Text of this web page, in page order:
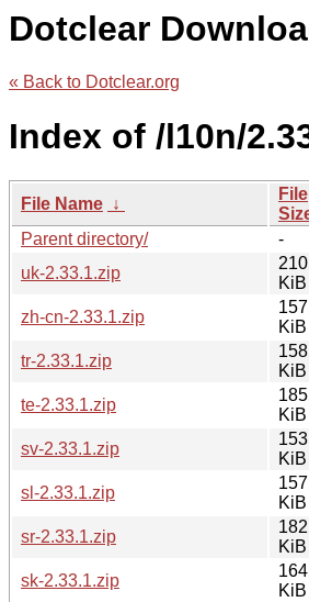
Dotclear
« Back to Dotclear.org
Index of /l10n/
File Name ↓
File
Parent directory/
-
uk-2.33.1.zip
KiB
zh-cn-2.33.1.zip
KiB
tr-2.33.1.zip
KiB
te-2.33.1.zip
KiB
sv-2.33.1.zip
KiB
sl-2.33.1.zip
KiB
sr-2.33.1.zip
KiB
sk-2.33.1.zip
KiB